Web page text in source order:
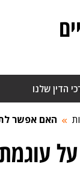
הדין שלנו
האם אפשר